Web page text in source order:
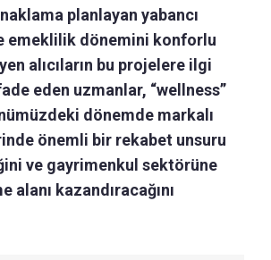
planlayan yabancı
emeklilik dönemini konforlu
alıcıların bu projelere ilgi
eden uzmanlar, “wellness”
dönemde markalı
önemli bir rekabet unsuru
ve gayrimenkul sektörüne
alanı kazandıracağını